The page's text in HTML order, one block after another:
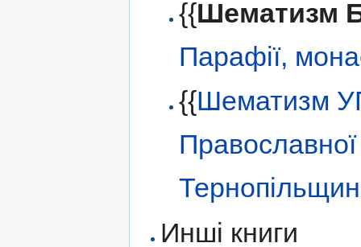
{{Шематизм
Парафії,
{{Шематизм
Православної
Инші книги